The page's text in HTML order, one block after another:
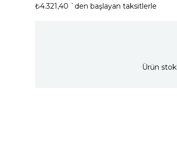
₺4.321,40 `den başlayan taksitlerle
Ürün